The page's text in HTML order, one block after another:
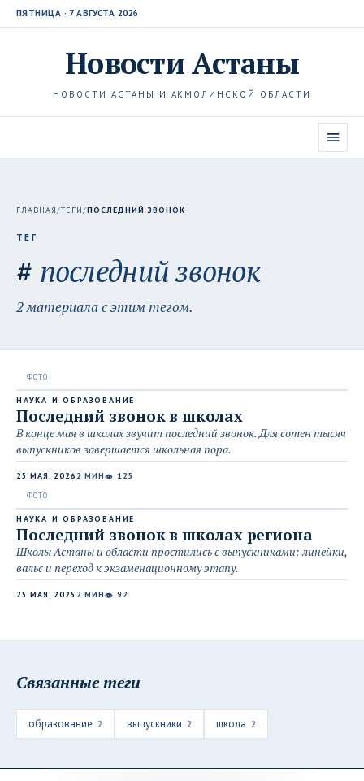
ПЯТНИЦА · 7 АВГУСТА 2026
НовостиАстаны
НОВОСТИ АСТАНЫ И АКМОЛИНСКОЙ ОБЛАСТИ
ГЛАВНАЯ/ТЕГИ/ПОСЛЕДНИЙ ЗВОНОК
ТЕГ
# последний звонок
2 материала с этим тегом.
НАУКА И ОБРАЗОВАНИЕ
Последний звонок в школах
В конце мая в школах звучит последний звонок. Для сотен тысяч
выпускников завершается школьная пора.
25 МАЯ, 2026 2 МИН👁 125
НАУКА И ОБРАЗОВАНИЕ
Последний звонок в школах региона
Школы Астаны и области простились с выпускниками: линейки,
вальс и переход к экзаменационному этапу.
25 МАЯ, 2025 2 МИН👁 92
Связанные теги
образование 2 выпускники 2 школа 2